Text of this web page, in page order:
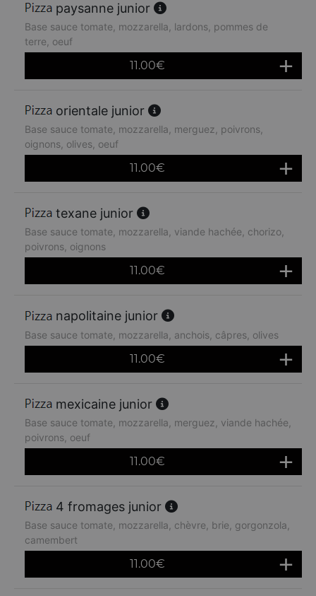
paysanne junior
Base sauce tomate, mozzarella, lardons, pommes de
terre, oeuf
11.00€
orientale junior
Base sauce tomate, mozzarella, merguez, poivrons,
oignons, olives, oeuf
11.00€
texane junior
Base sauce tomate, mozzarella, viande hachée, chorizo,
poivrons, oignons
11.00€
napolitaine junior
Base sauce tomate, mozzarella, anchois, câpres, olives
11.00€
mexicaine junior
Base sauce tomate, mozzarella, merguez, viande hachée,
poivrons, oeuf
11.00€
4 fromages junior
Base sauce tomate, mozzarella, chèvre, brie, gorgonzola,
camembert
11.00€